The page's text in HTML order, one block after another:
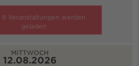
6 Veranstaltungen werden
geladen
MITTWOCH
12.08.2026